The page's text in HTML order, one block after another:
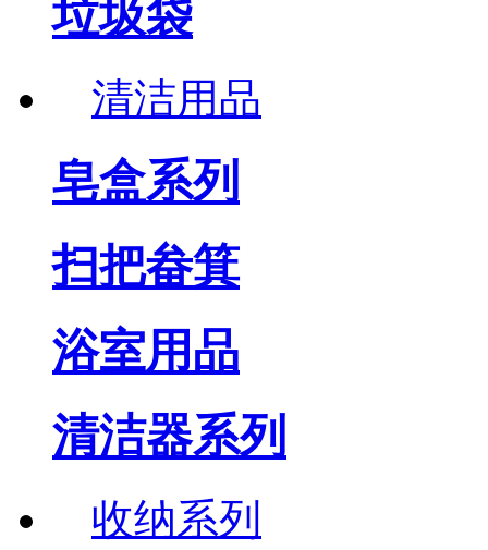
垃圾袋
清洁用品
皂盒系列
扫把畚箕
浴室用品
清洁器系列
收纳系列